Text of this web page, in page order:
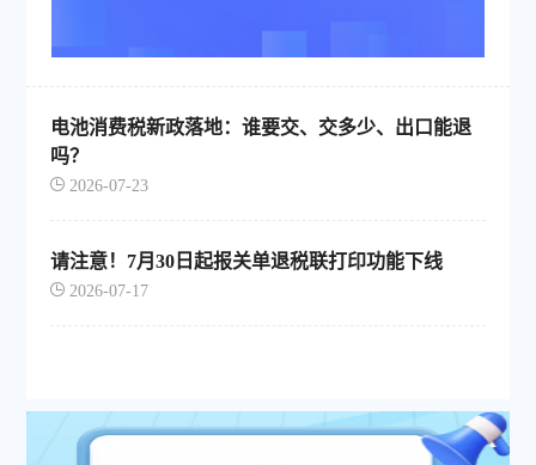
电池消费税新政落地：谁要交、交多少、出口能退
吗？
2026-07-23
请注意！7月30日起报关单退税联打印功能下线
2026-07-17